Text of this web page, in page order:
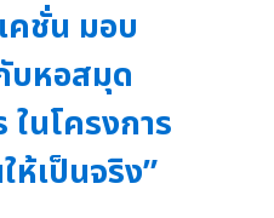
คชั่น มอบ
บหอสมุด
นโครงการ
ห้เป็นจริง”